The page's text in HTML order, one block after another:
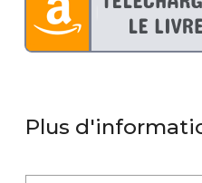
Plus